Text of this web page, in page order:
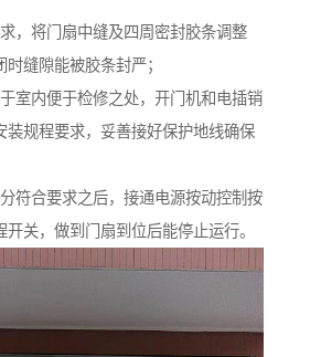
，将门扇中缝及四周密封胶条调整
缝隙能被胶条封严；
室内便于检修之处，开门机和电插销
装规程要求，妥善接好保护地线确保
符合要求之后，接通电源按动控制按
关，做到门扇到位后能停止运行。